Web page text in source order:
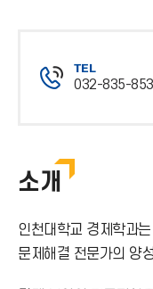
TEL
032-835-
호
소개
인천대학교 경제학과
문제해결 전문가의 양